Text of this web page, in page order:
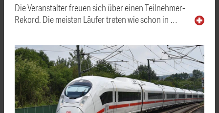
Die Veranstalter freuen sich über einen Teilnehmer-
Rekord. Die meisten Läufer treten wie schon in …